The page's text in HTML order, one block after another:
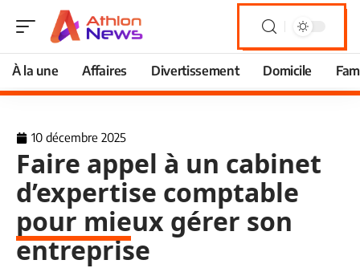
À la une Affaires Divertissement Domicile
10 décembre 2025
Faire appel à un cabinet
d’expertise comptable
pour mieux gérer son
entreprise